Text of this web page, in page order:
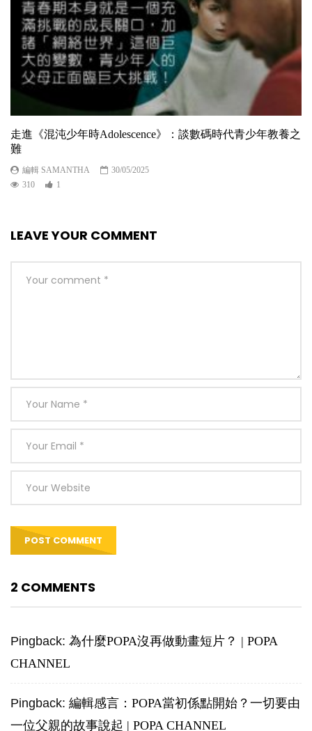
走進《混沌少年時Adolescence》：談數碼時代青少年教養之
難
編輯 SAMANTHA
30/05/2025
310
1
LEAVE YOUR COMMENT
2 COMMENTS
Pingback: 為什麼POPA沒再做動畫短片？ | POPA
CHANNEL
Pingback: 編輯感言：POPA當初係點開始？一切要由
一位父親的故事說起 | POPA CHANNEL